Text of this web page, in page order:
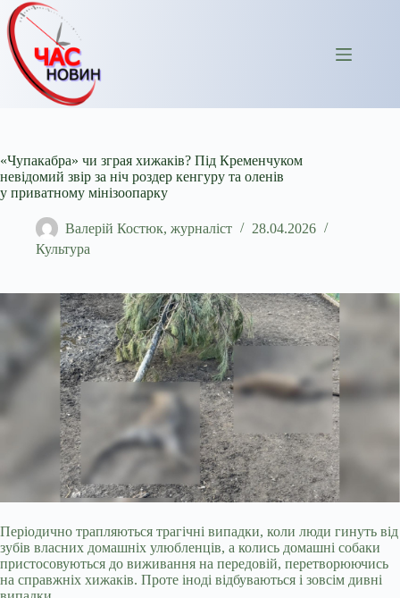
Перейти
до
вмісту
«Чупакабра» чи зграя хижаків? Під Кременчуком
невідомий звір за ніч роздер кенгуру та оленів
у приватному мінізоопарку
Валерій Костюк, журналіст
28.04.2026
Культура
Періодично трапляються трагічні випадки, коли люди гинуть від
зубів власних домашніх улюбленців, а колись домашні собаки
пристосовуються до виживання на передовій, перетворюючись
на справжніх хижаків. Проте іноді відбуваються і зовсім дивні